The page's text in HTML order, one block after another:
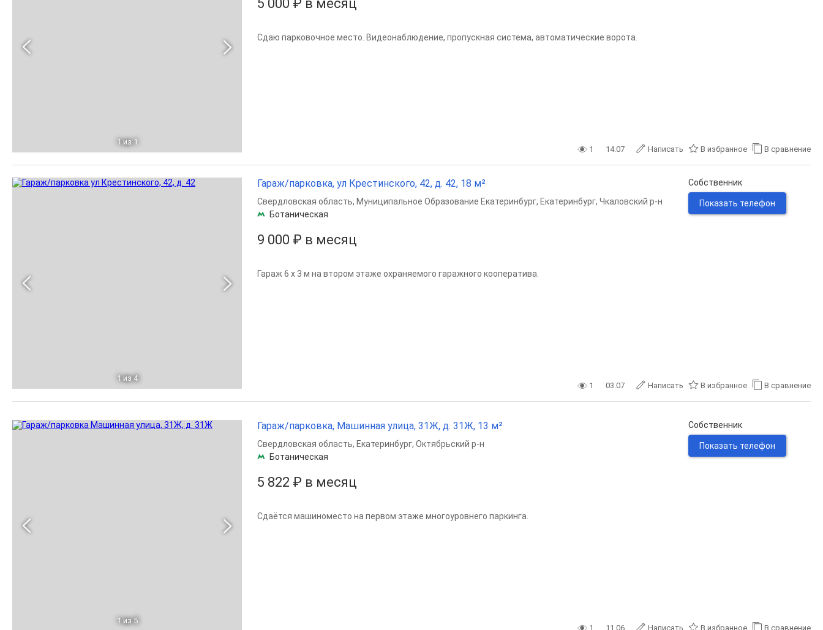
1 из 1
5 000 ₽ в месяц
Сдаю парковочное место. Видеонаблюдение, пропускная система, автоматические ворота.
1 14.07 Написать В избранное В сравнение
1 из 4
Гараж/парковка, ул Крестинского, 42, д. 42, 18 м²
9 000 ₽ в месяц
Свердловская область, Муниципальное Образование Екатеринбург, Екатеринбург, Чкаловский р-н
Ботаническая
Гараж 6 х 3 м на втором этаже охраняемого гаражного кооператива.
Собственник
Показать телефон
1 03.07 Написать В избранное В сравнение
1 из 5
Гараж/парковка, Машинная улица, 31Ж, д. 31Ж, 13 м²
5 822 ₽ в месяц
Свердловская область, Екатеринбург, Октябрьский р-н
Ботаническая
Сдаётся машиноместо на первом этаже многоуровнего паркинга.
Собственник
Показать телефон
1 11.06 Написать В избранное В сравнение